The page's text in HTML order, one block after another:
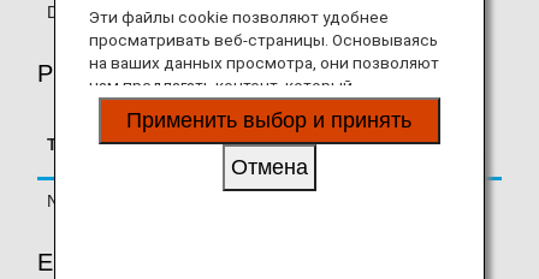
Discount Fares C, D, I, Z 125%
PREMIUM ECONOMY
Type Booking Class
Accrual Rate for
Normal Fares
ECONOMY CLASS
Эти файлы cookie позволяют удобнее
просматривать веб-страницы. Основываясь
на ваших данных просмотра, они позволяют
нам предлагать контент, который
соответствует вашим личным интересам, в
виде веб-сайтов, электронной почты,
Применить выбор и принять
Отмена